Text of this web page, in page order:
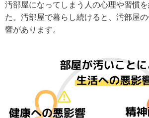
汚部屋になってしまう人の心理や習慣
た。汚部屋で暮らし続けると、汚部屋
響があります。